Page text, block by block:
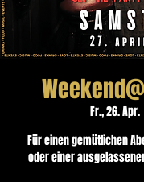
Fr., 26. Apr.
  |
Für einen gemütlichen
oder einer